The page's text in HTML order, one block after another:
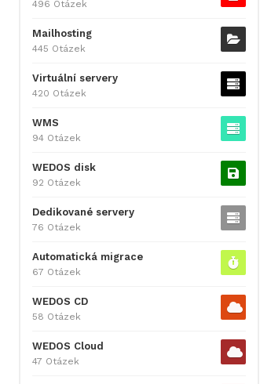
496 Otázek
Mailhosting
445 Otázek
Virtuální servery
420 Otázek
WMS
94 Otázek
WEDOS disk
92 Otázek
Dedikované servery
76 Otázek
Automatická migrace
67 Otázek
WEDOS CD
58 Otázek
WEDOS Cloud
47 Otázek